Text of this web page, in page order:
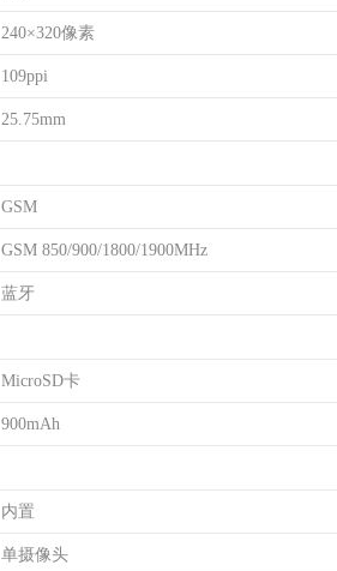
240×320像素
109ppi
25.75mm
GSM
GSM 850/900/1800/1900MHz
蓝牙
MicroSD卡
900mAh
内置
单摄像头